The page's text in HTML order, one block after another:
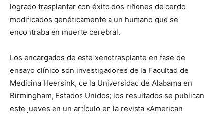
logrado trasplantar con éxito dos riñones de cerdo
modificados genéticamente a un humano que se
encontraba en muerte cerebral.
Los encargados de este xenotrasplante en fase de
ensayo clínico son investigadores de la Facultad de
Medicina Heersink, de la Universidad de Alabama en
Birmingham, Estados Unidos; los resultados se publican
este jueves en un artículo en la revista «American